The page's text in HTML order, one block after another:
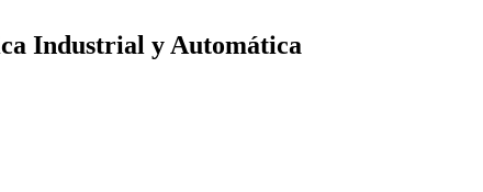
Industrial y Automática